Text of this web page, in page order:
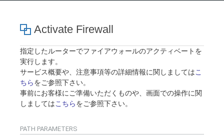
Activate Firewall
指定したルーターでファイアウォールのアクティベートを
実行します。
サービス概要や、注意事項等の詳細情報に関しましてはこ
ちらをご参照下さい。
事前にお客様にご準備いただくものや、画面での操作に関
しましてはこちらをご参照下さい。
PATH PARAMETERS